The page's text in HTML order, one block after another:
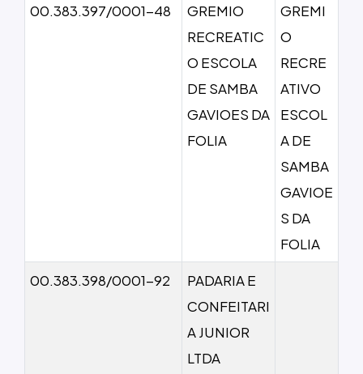
00.383.397/0001-48
GREMIO
RECREATIC
O ESCOLA
DE SAMBA
GAVIOES DA
FOLIA
GREMI
O
RECRE
ATIVO
ESCOL
A DE
SAMBA
GAVIOE
S DA
FOLIA
00.383.398/0001-92
PADARIA E
CONFEITARI
A JUNIOR
LTDA